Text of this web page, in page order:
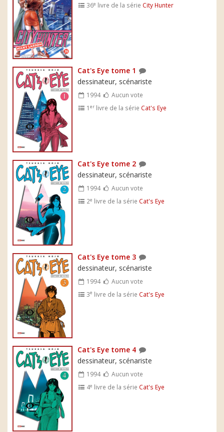
36e livre de la série City Hunter
Cat's Eye tome 1
dessinateur, scénariste
1994
Aucun vote
1er livre de la série Cat's Eye
Cat's Eye tome 2
dessinateur, scénariste
1994
Aucun vote
2e livre de la série Cat's Eye
Cat's Eye tome 3
dessinateur, scénariste
1994
Aucun vote
3e livre de la série Cat's Eye
Cat's Eye tome 4
dessinateur, scénariste
1994
Aucun vote
4e livre de la série Cat's Eye